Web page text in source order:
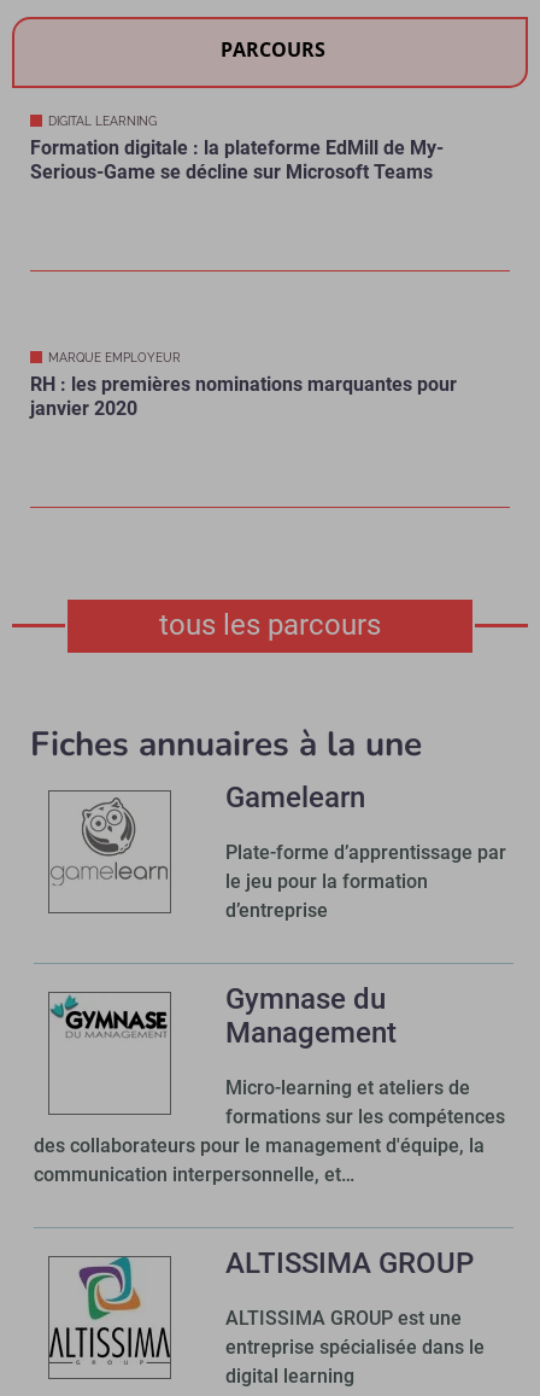
PARCOURS
DIGITAL LEARNING
Formation digitale : la plateforme EdMill de My-
Serious-Game se décline sur Microsoft Teams
MARQUE EMPLOYEUR
RH : les premières nominations marquantes pour
janvier 2020
tous les parcours
Fiches annuaires à la une
Gamelearn
Plate-forme d’apprentissage par
le jeu pour la formation
d’entreprise
Gymnase du
Management
Micro-learning et ateliers de
formations sur les compétences
des collaborateurs pour le management d'équipe, la
communication interpersonnelle, et…
ALTISSIMA GROUP
ALTISSIMA GROUP est une
entreprise spécialisée dans le
digital learning